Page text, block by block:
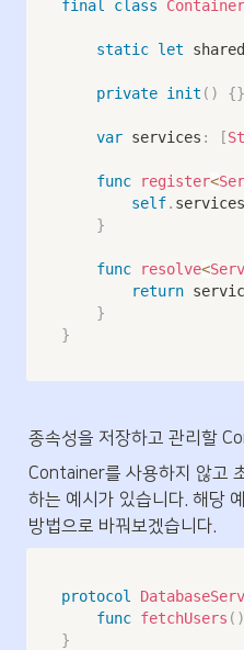
final class Container
static let shared
private init ( ) {}
var services : [
func register<
self. services
}
func resolve<
return
}
}
종속성을 저장하고 관리할
Container를 사용하지 않고
하는 예시가 있습니다. 해당
방법으로 바꿔보겠습니다.
protocol
func fetchUsers ( )
}